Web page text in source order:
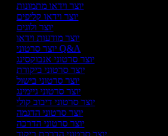
יוצר וידאו מתמונות
יוצר וידאו קליפים
יוצר ולוגים
יוצר מודעות וידאו
יוצר סרטוני Q&A
יוצר סרטוני אנבוקסינג
יוצר סרטוני ביקורת
יוצר סרטוני בישול
יוצר סרטוני גיימינג
יוצר סרטוני דיבוב קולי
יוצר סרטוני הדגמה
יוצר סרטוני הדרכה